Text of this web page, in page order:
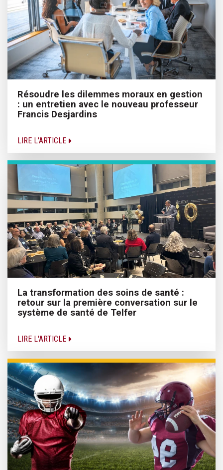
Résoudre les dilemmes moraux en gestion
: un entretien avec le nouveau professeur
Francis Desjardins
LIRE L'ARTICLE
La transformation des soins de santé :
retour sur la première conversation sur le
système de santé de Telfer
LIRE L'ARTICLE